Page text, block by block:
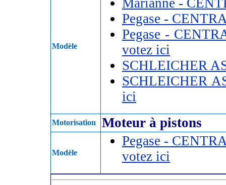
Modèle
Pegase -
Pegase -
votez ici
SCHLEICHER
SCHLEICHER
ici
Motorisation Moteur à pistons
Modèle
Pegase -
votez ici